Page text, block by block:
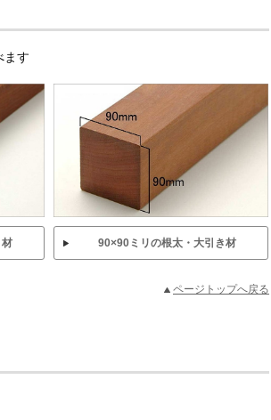
ます
90×90ミリの根太・大引き材
ページトップへ戻る